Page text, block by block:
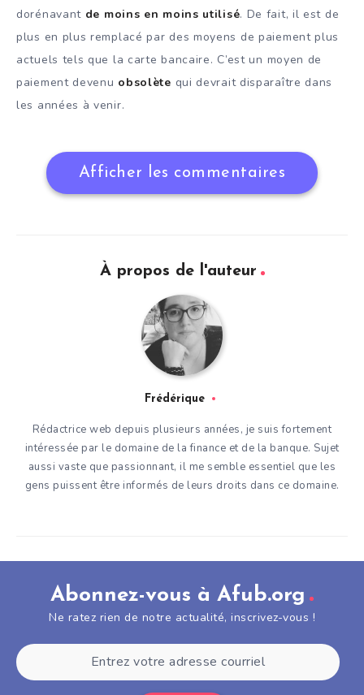
dorénavant de moins en moins utilisé. De fait, il est de
plus en plus remplacé par des moyens de paiement plus
actuels tels que la carte bancaire. C’est un moyen de
paiement devenu obsolète qui devrait disparaître dans
les années à venir.
Afficher les commentaires
À propos de l'auteur
Frédérique
Rédactrice web depuis plusieurs années, je suis fortement
intéressée par le domaine de la finance et de la banque. Sujet
aussi vaste que passionnant, il me semble essentiel que les
gens puissent être informés de leurs droits dans ce domaine.
Abonnez-vous à Afub.org
Ne ratez rien de notre actualité, inscrivez-vous !